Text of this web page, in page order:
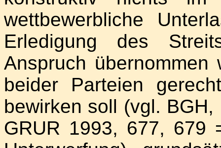
wettbewerbliche
Erledigung des
Anspruch
beider Parteien
bewirken soll (vgl.
GRUR 1993, 677, 679